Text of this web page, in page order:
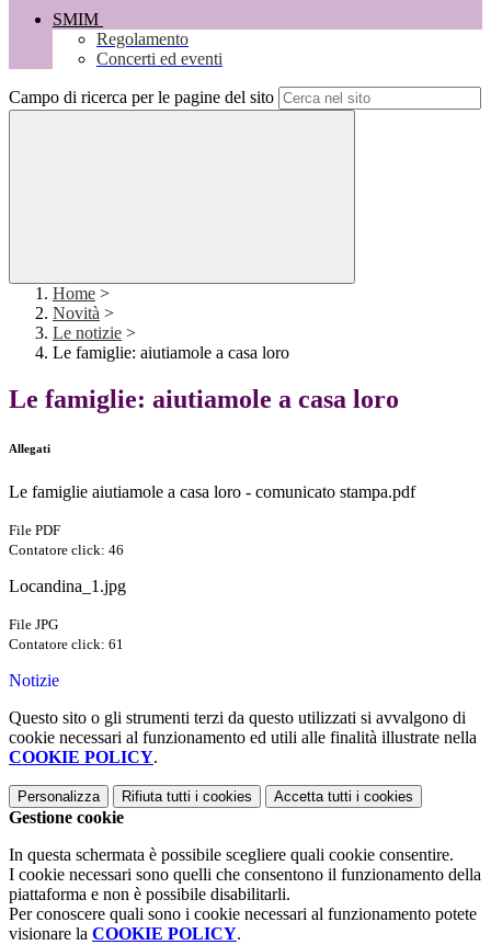
SMIM
Regolamento
Concerti ed eventi
Campo di ricerca per le pagine del sito
Home >
Novità >
Le notizie >
Le famiglie: aiutiamole a casa loro
Le famiglie: aiutiamole a casa loro
Allegati
Le famiglie aiutiamole a casa loro - comunicato stampa.pdf
File PDF
Contatore click: 46
Locandina_1.jpg
File JPG
Contatore click: 61
Notizie
Questo sito o gli strumenti terzi da questo utilizzati si avvalgono di
cookie necessari al funzionamento ed utili alle finalità illustrate nella
COOKIE POLICY.
Personalizza Rifiuta tutti i cookies Accetta tutti i cookies
Gestione cookie
In questa schermata è possibile scegliere quali cookie consentire.
I cookie necessari sono quelli che consentono il funzionamento della
piattaforma e non è possibile disabilitarli.
Per conoscere quali sono i cookie necessari al funzionamento potete
visionare la COOKIE POLICY.